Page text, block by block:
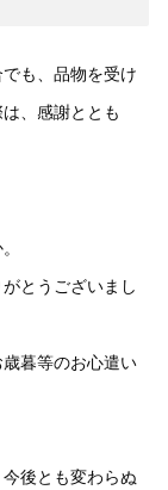
も、品物を受け
、感謝ととも
とうございまし
暮等のお心遣い
後とも変わらぬ